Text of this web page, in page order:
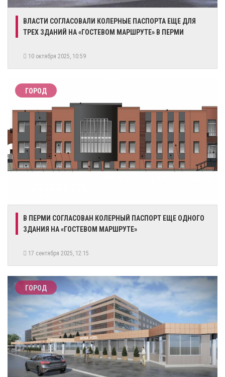
​ВЛАСТИ СОГЛАСОВАЛИ КОЛЕРНЫЕ ПАСПОРТА ЕЩЕ ДЛЯ
ТРЕХ ЗДАНИЙ НА «ГОСТЕВОМ МАРШРУТЕ» В ПЕРМИ
10 октября 2025, 10:59
ГОРОД
​В ПЕРМИ СОГЛАСОВАН КОЛЕРНЫЙ ПАСПОРТ ЕЩЕ ОДНОГО
ЗДАНИЯ НА «ГОСТЕВОМ МАРШРУТЕ»
17 сентября 2025, 12:15
ГОРОД